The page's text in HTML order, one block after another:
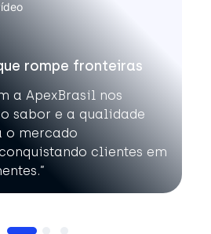
rompe fronteiras
a ApexBrasil nos
sabor e a qualidade
o mercado
clientes em